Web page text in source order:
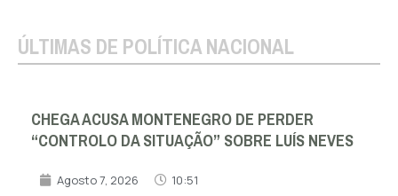
ÚLTIMAS DE POLÍTICA NACIONAL
CHEGA ACUSA MONTENEGRO DE PERDER
“CONTROLO DA SITUAÇÃO” SOBRE LUÍS NEVES
Agosto 7, 2026 10:51